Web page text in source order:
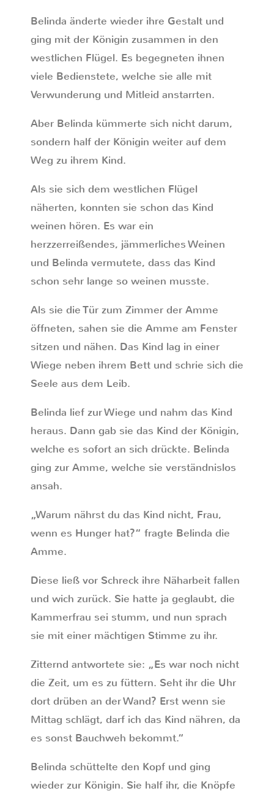
Belinda änderte wieder ihre Gestalt und
ging mit der Königin zusammen in den
westlichen Flügel. Es begegneten ihnen
viele Bedienstete, welche sie alle mit
Verwunderung und Mitleid anstarrten.
Aber Belinda kümmerte sich nicht darum,
sondern half der Königin weiter auf dem
Weg zu ihrem Kind.
Als sie sich dem westlichen Flügel
näherten, konnten sie schon das Kind
weinen hören. Es war ein
herzzerreißendes, jämmerliches Weinen
und Belinda vermutete, dass das Kind
schon sehr lange so weinen musste.
Als sie die Tür zum Zimmer der Amme
öffneten, sahen sie die Amme am Fenster
sitzen und nähen. Das Kind lag in einer
Wiege neben ihrem Bett und schrie sich die
Seele aus dem Leib.
Belinda lief zur Wiege und nahm das Kind
heraus. Dann gab sie das Kind der Königin,
welche es sofort an sich drückte. Belinda
ging zur Amme, welche sie verständnislos
ansah.
„Warum nährst du das Kind nicht, Frau,
wenn es Hunger hat?“ fragte Belinda die
Amme.
Diese ließ vor Schreck ihre Näharbeit fallen
und wich zurück. Sie hatte ja geglaubt, die
Kammerfrau sei stumm, und nun sprach
sie mit einer mächtigen Stimme zu ihr.
Zitternd antwortete sie: „Es war noch nicht
die Zeit, um es zu füttern. Seht ihr die Uhr
dort drüben an der Wand? Erst wenn sie
Mittag schlägt, darf ich das Kind nähren, da
es sonst Bauchweh bekommt.“
Belinda schüttelte den Kopf und ging
wieder zur Königin. Sie half ihr, die Knöpfe